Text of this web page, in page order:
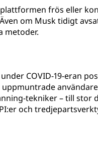
frös eller
om Musk tidigt
metoder.
COVID-19-eran
tekniker – till stor
och